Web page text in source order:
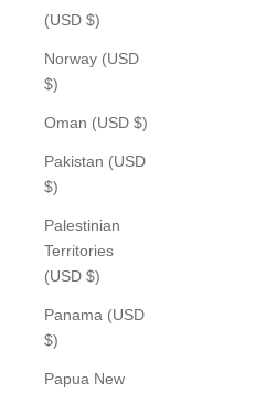
(USD $)
Norway (USD
$)
Oman (USD $)
Pakistan (USD
$)
Palestinian
Territories
(USD $)
Panama (USD
$)
Papua New